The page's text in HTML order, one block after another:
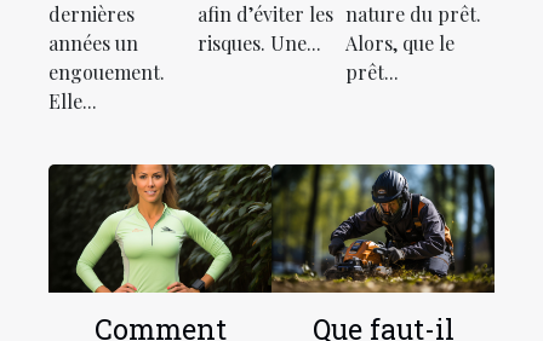
dernières
années un
engouement.
Elle...
afin d’éviter les
risques. Une...
nature du prêt.
Alors, que le
prêt...
Comment Que faut-il